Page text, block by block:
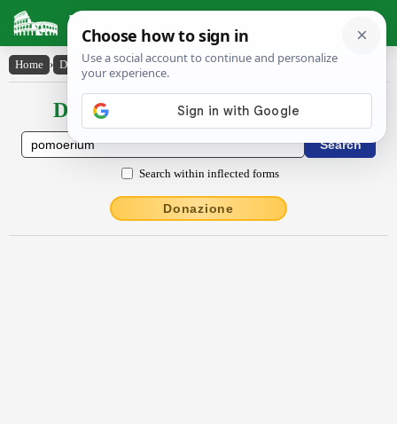
Latin Dictionary
Home › Declensions / Conjugations › pōmoerium
Declensions / Conjugations latin
Search within inflected forms
Donazione